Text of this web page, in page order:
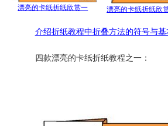
漂亮的卡纸折纸欣赏一 漂亮的卡纸折纸欣
介绍折纸教程中折叠方法的符号与基
四款漂亮的卡纸折纸教程之一：